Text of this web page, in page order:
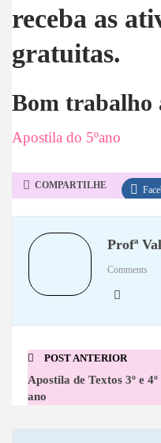
receba as
gratuitas.
Bom trabalho
Apostila do 5ºano
COMPARTILHE
Profª
Comments
POST ANTERIOR
Apostila de Textos 3º e 4º
ano